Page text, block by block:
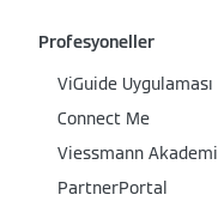
Profesyoneller
ViGuide Uygulaması
Connect Me
Viessmann Akademi
PartnerPortal